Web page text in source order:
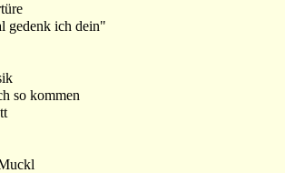
gedenk ich dein"
so kommen